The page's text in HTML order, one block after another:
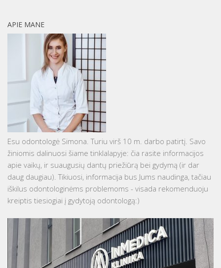
APIE MANE
Esu odontologė Simona. Turiu virš 10 m. darbo patirtį. Savo
žiniomis dalinuosi šiame tinklalapyje: čia rasite informacijos
apie vaikų, ir suaugusių dantų priežiūrą bei gydymą (ir dar
daug daugiau). Tikiuosi, informacija bus Jums naudinga, tačiau
iškilus odontologinėms problemoms - visada rekomenduoju
kreiptis tiesiogiai į gydytoją odontologą:)